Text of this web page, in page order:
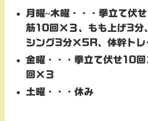
月曜~木曜・・・ 拳立て伏
筋10回×３、もも上げ3分
シング3分×5R、体幹トレ
金曜・・・ 拳立て伏せ10
回×３
土曜・・・ 休み